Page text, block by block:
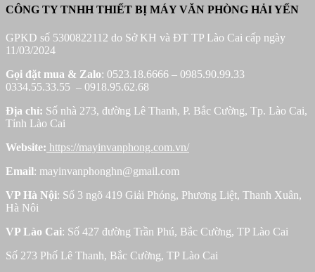
CÔNG TY TNHH THIẾT BỊ MÁY VĂN PHÒNG HẢI YẾN
GPKD số 5300822112 do Sở KH và ĐT TP Lào Cai cấp ngày
11/03/2024
Gọi đặt mua & Zalo: 0523.18.6666 – 0985.90.99.33
0334.55.33.55 – 0918.95.62.68
Địa chỉ: Số nhà 273, đường Lê Thanh, P. Bắc Cường, Tp. Lào Cai,
Tỉnh Lào Cai
Website: https://mayinvanphong.com.vn/
Email: mayinvanphonghn@gmail.com
VP Hà Nội: Số 3 ngõ 419 Giải Phóng, Phương Liệt, Thanh Xuân,
Hà Nôi
VP Lào Cai: Số 427 đường Trần Phú, Bắc Cường, TP Lào Cai
Số 273 Phố Lê Thanh, Bắc Cường, TP Lào Cai